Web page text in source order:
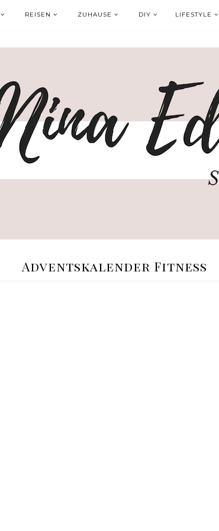
REISEN ZUHAUSE DIY LIFESTYLE
Adventskalender Fitness